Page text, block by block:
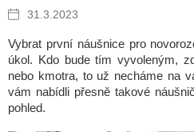
31.3.2023
Vybrat první náušnice pro
úkol. Kdo bude tím vyvoleným,
nebo kmotra, to už necháme na
vám nabídli přesně takové
pohled.